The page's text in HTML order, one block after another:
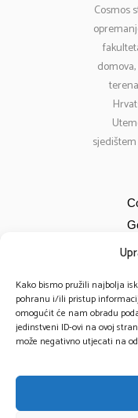
Kako bismo pružili najbolja
pohranu i/ili pristup
omogućit će nam obradu
jedinstveni ID-ovi na ovoj
može negativno utjecati na
Cosmos
Tel: 098
091
© 2025 –